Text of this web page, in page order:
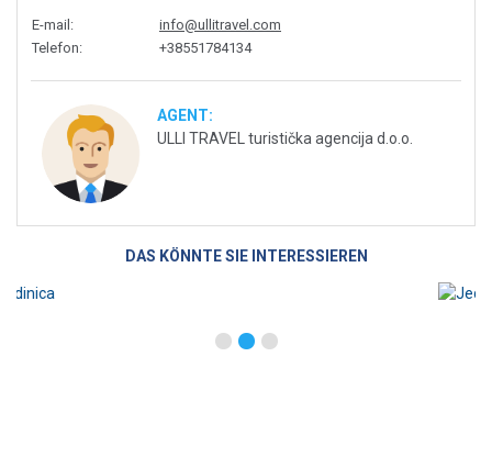
E-mail:
info@ullitravel.com
Telefon: +38551784134
AGENT:
ULLI TRAVEL turistička agencija d.o.o.
DAS KÖNNTE SIE INTERESSIEREN